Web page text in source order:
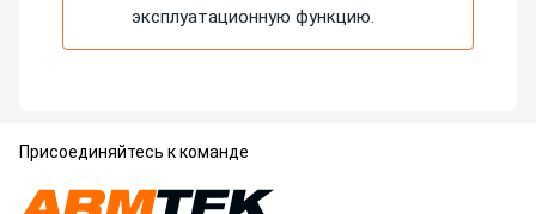
эксплуатационную функцию.
Присоединяйтесь к команде